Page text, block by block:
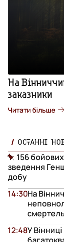
На
заказники
Читати більше
ОСТАННІ
156 бойових
зведення
добу
На
14:30
У
12:48